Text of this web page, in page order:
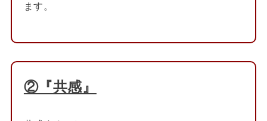
ます。
②『共感』